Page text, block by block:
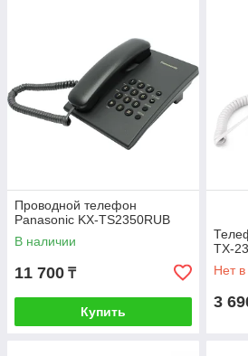
Проводной телефон
Panasonic KX-TS2350RUB
В наличии
11 700 ₸
Купить
TX-
Нет
3